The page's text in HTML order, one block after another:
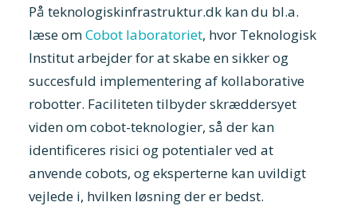
På teknologiskinfrastruktur.dk kan du bl.a.
læse omCobot laboratoriet, hvor Teknologisk
Institut arbejder for at skabe en sikker og
succesfuld implementering af kollaborative
robotter. Faciliteten tilbyder skræddersyet
viden om cobot-teknologier, så der kan
identificeres risici og potentialer ved at
anvende cobots, og eksperterne kan uvildigt
vejlede i, hvilken løsning der er bedst.